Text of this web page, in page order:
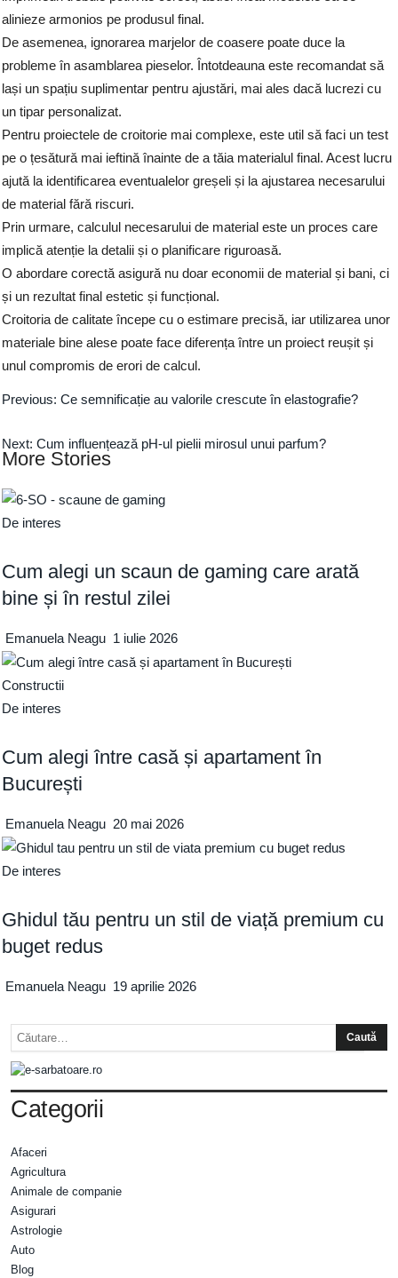
alinieze armonios pe produsul final.
De asemenea, ignorarea marjelor de coasere poate duce la
probleme în asamblarea pieselor. Întotdeauna este recomandat să
lași un spațiu suplimentar pentru ajustări, mai ales dacă lucrezi cu
un tipar personalizat.
Pentru proiectele de croitorie mai complexe, este util să faci un test
pe o țesătură mai ieftină înainte de a tăia materialul final. Acest lucru
ajută la identificarea eventualelor greșeli și la ajustarea necesarului
de material fără riscuri.
Prin urmare, calculul necesarului de material este un proces care
implică atenție la detalii și o planificare riguroasă.
O abordare corectă asigură nu doar economii de material și bani, ci
și un rezultat final estetic și funcțional.
Croitoria de calitate începe cu o estimare precisă, iar utilizarea unor
materiale bine alese poate face diferența între un proiect reușit și
unul compromis de erori de calcul.
Previous:Ce semnificație au valorile crescute în elastografie?
Next:Cum influențează pH-ul pielii mirosul unui parfum?
More Stories
De interes
Cum alegi un scaun de gaming care arată
bine și în restul zilei
Emanuela Neagu 1 iulie 2026
Constructii
De interes
Cum alegi între casă și apartament în
București
Emanuela Neagu 20 mai 2026
De interes
Ghidul tău pentru un stil de viață premium cu
buget redus
Emanuela Neagu 19 aprilie 2026
Categorii
Afaceri
Agricultura
Animale de companie
Asigurari
Astrologie
Auto
Blog